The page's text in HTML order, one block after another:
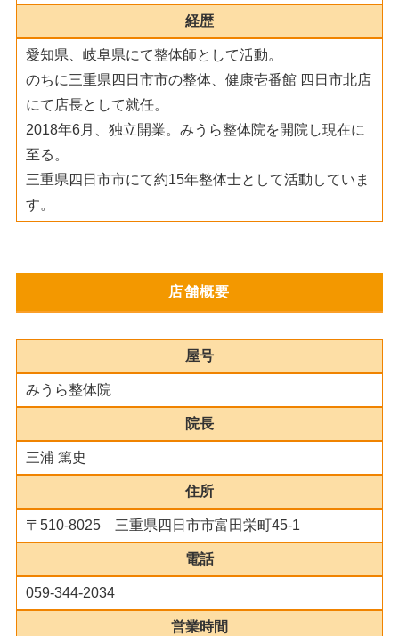
経歴
愛知県、岐阜県にて整体師として活動。
のちに三重県四日市市の整体、健康壱番館 四日市北店
にて店長として就任。
2018年6月、独立開業。みうら整体院を開院し現在に
至る。
三重県四日市市にて約15年整体士として活動していま
す。
店舗概要
屋号
みうら整体院
院長
三浦 篤史
住所
〒510-8025 三重県四日市市富田栄町45-1
電話
059-344-2034
営業時間